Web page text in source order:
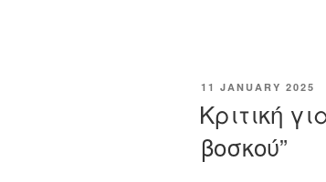
POSTED
11 JANUARY 2025
Κριτική
βοσκού”